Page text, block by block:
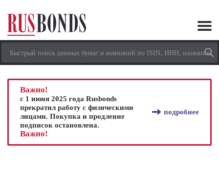
Важно!
с 1 июня 2025 года Rusbonds
прекратил работу с физическими
лицами. Покупка и продление
подписок остановлена.
подробнее
Важно!